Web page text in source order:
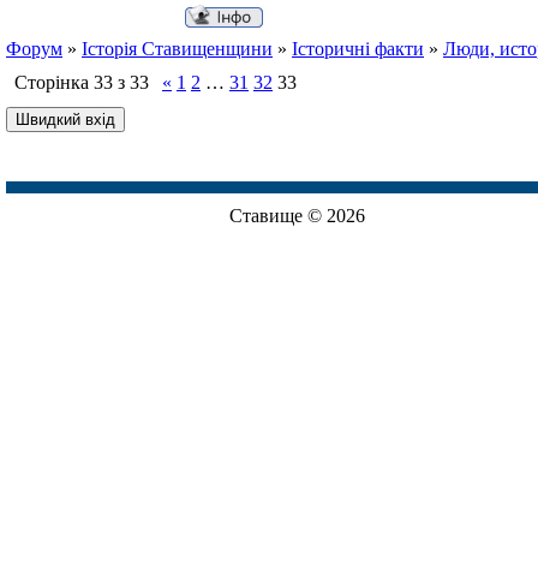
Форум » Історія Ставищенщини » Історичні факти » Люди,
Сторінка 33 з 33 « 1 2 … 31 32 33
Ставище © 2026